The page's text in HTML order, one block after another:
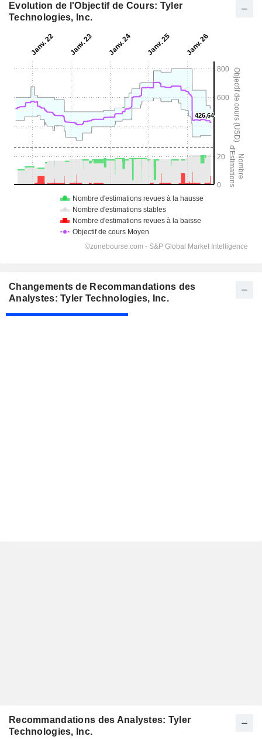
Evolution de l'Objectif de Cours: Tyler
Technologies, Inc.
Changements de Recommandations des
Analystes: Tyler Technologies, Inc.
Recommandations des Analystes: Tyler
Technologies, Inc.